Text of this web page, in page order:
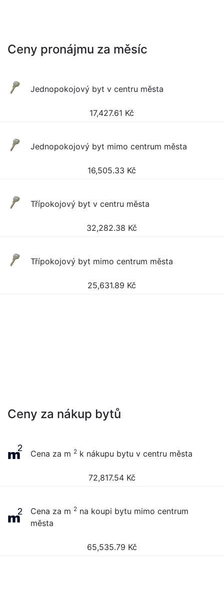
Ceny pronájmu za měsíc
Jednopokojový byt v centru města
17,427.61 Kč
Jednopokojový byt mimo centrum města
16,505.33 Kč
Třípokojový byt v centru města
32,282.38 Kč
Třípokojový byt mimo centrum města
25,631.89 Kč
Ceny za nákup bytů
Cena za m 2 k nákupu bytu v centru města
72,817.54 Kč
Cena za m 2 na koupi bytu mimo centrum
města
65,535.79 Kč